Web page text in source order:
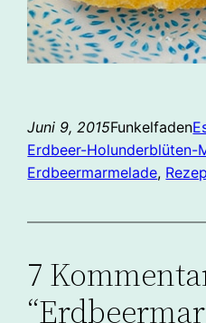
Juni 9, 2015Funkelfaden
Erdbeer-Holunderblüten-
Erdbeermarmelade,
7